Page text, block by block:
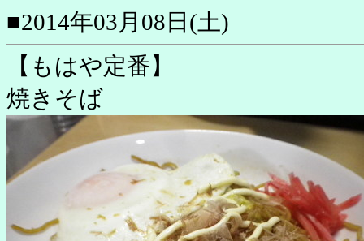
■2014年03月08日(土)
【もはや定番】
焼きそば